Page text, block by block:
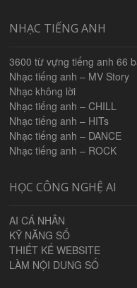
NHẠC TIẾNG ANH
3600 từ vựng tiếng anh 66
Nhạc tiếng anh – MV Story
Nhạc không lời
Nhạc tiếng anh – CHILL
Nhạc tiếng anh – HITs
Nhạc tiếng anh – DANCE
Nhạc tiếng anh – ROCK
HỌC CÔNG NGHỆ AI
AI CÁ NHÂN
KỸ NĂNG SỐ
THIẾT KẾ WEBSITE
LÀM NỘI DUNG SỐ